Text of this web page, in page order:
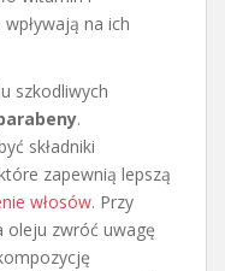
na ich
szkodliwych
.
składniki
zapewnią lepszą
włosów. Przy
oleju zwróć uwagę